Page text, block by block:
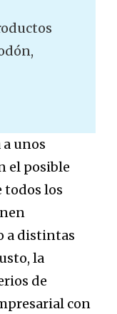
unos
el posible
todos los
a distintas
la
de
con